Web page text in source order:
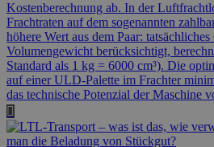
Kostenberechnung ab. In der
Frachtraten auf dem sogenannten
höhere Wert aus dem Paar:
Volumengewicht berücksichtigt,
Standard als 1 kg = 6000 cm³). Die
auf einer ULD-Palette im Frachter
das technische Potenzial der Maschine